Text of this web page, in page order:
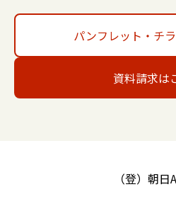
パンフレット・チ
資料請求は
（登）朝